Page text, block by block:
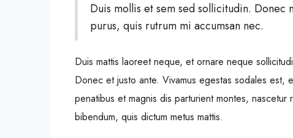
Duis mollis et sem sed sollicitudin.
purus, quis rutrum mi accumsan nec.
Duis mattis laoreet neque, et ornare neque
Donec et justo ante. Vivamus egestas sodales est,
penatibus et magnis dis parturient montes,
bibendum, quis dictum metus mattis.